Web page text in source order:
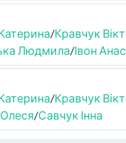
/Кравчук
Людмила/Івон
/Кравчук
/Савчук Інна